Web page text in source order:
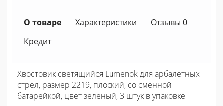
О товаре Характеристики
Отзывы 0
Кредит
Хвостовик светящийся Lumenok для арбалетных
стрел, размер 2219, плоский, со сменной
батарейкой, цвет зеленый, 3 штук в упаковке